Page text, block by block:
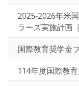
ー
索
2025-2026年米
ラーズ実施計画
国際教育奨学金
114年度国際教